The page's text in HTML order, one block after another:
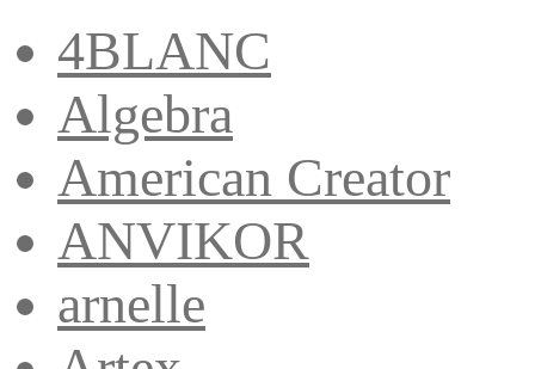
4BLANC
Algebra
American Creator
ANVIKOR
arnelle